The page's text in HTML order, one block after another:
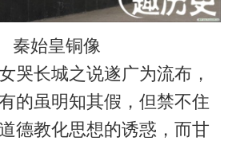
秦始皇铜像
长城之说遂广为流布，
的虽明知其假，但禁不住
德教化思想的诱惑，而甘